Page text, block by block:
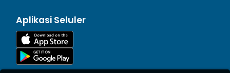
Aplikasi Seluler